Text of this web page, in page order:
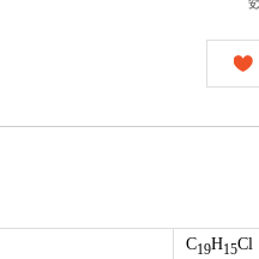
C19H15Cl